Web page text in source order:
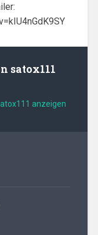
satox111
anzeigen